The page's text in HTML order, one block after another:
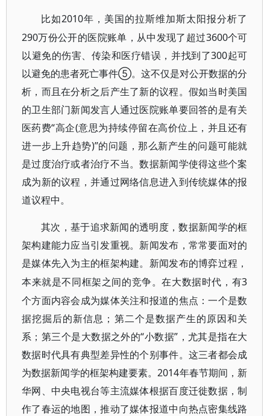
比如2010年，美国的拉斯维加斯太阳报分析了
290万份公开的医院账单，从中发现了超过3600个可
以避免的伤害、传染和医疗错误，并找到了300起可
以避免的患者死亡事件⑤。这不仅是对公开数据的分
析，而且在分析之后产生了新的议程。假如当时美国
的卫生部门新闻发言人通过医院账单要回答的是有关
医药费“高企(意思为持续停留在高价位上，并且还有
进一步上升趋势)”的问题，那么新产生的问题可能就
是过度治疗或者治疗不当。数据新闻学使得这些个案
成为新的议程，并通过网络信息进入到传统媒体的报
道议程中。
其次，基于追求新闻的透明度，数据新闻学的框
架构建能力应当引发重视。新闻发布，常常要面对的
是媒体先入为主的框架构建。新闻发布的博弈过程，
本来就是不同框架之间的竞争。在大数据时代，有3
个方面内容会成为媒体关注和报道的焦点：一个是数
据挖掘后的新信息；第二个是数据产生的原因和关
系；第三个是大数据之外的“小数据”，尤其是指在大
数据时代具有典型差异性的个别事件。这三者都会成
为数据新闻学的框架构建要素。2014年春节期间，新
华网、中央电视台等主流媒体根据百度迁徙数据，制
作了春运的地图，推动了媒体报道中向热点密集线路